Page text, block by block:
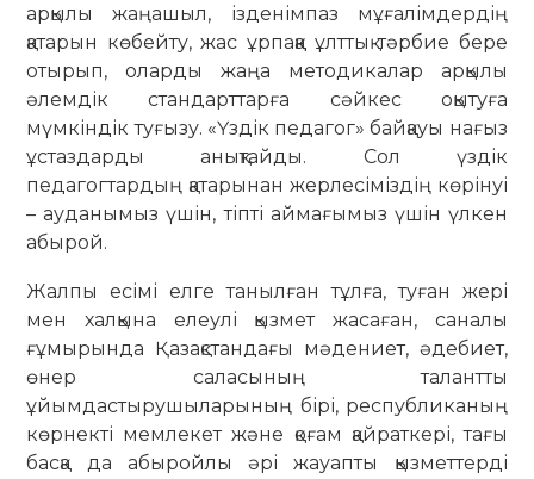
арқылы жаңашыл, ізденімпаз мұғалімдердің
қатарын көбейту, жас ұрпаққа ұлттық тәрбие бере
отырып, оларды жаңа методикалар арқылы
әлемдік стандарттарға сәйкес оқытуға
мүмкіндік туғызу. «Үздік педагог» байқауы нағыз
ұстаздарды анықтайды. Сол үздік
педагогтардың қатарынан жерлесіміздің көрінуі
– ауданымыз үшін, тіпті аймағымыз үшін үлкен
абырой.
Жалпы есімі елге танылған тұлға, туған жері
мен халқына елеулі қызмет жасаған, саналы
ғұмырында Қазақстандағы мәдениет, әдебиет,
өнер саласының талантты
ұйымдастырушыларының бірі, республиканың
көрнекті мемлекет және қоғам қайраткері, тағы
басқа да абыройлы әрі жауапты қызметтерді